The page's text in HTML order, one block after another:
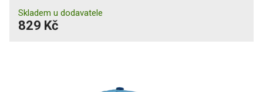
Skladem u dodavatele
829 Kč